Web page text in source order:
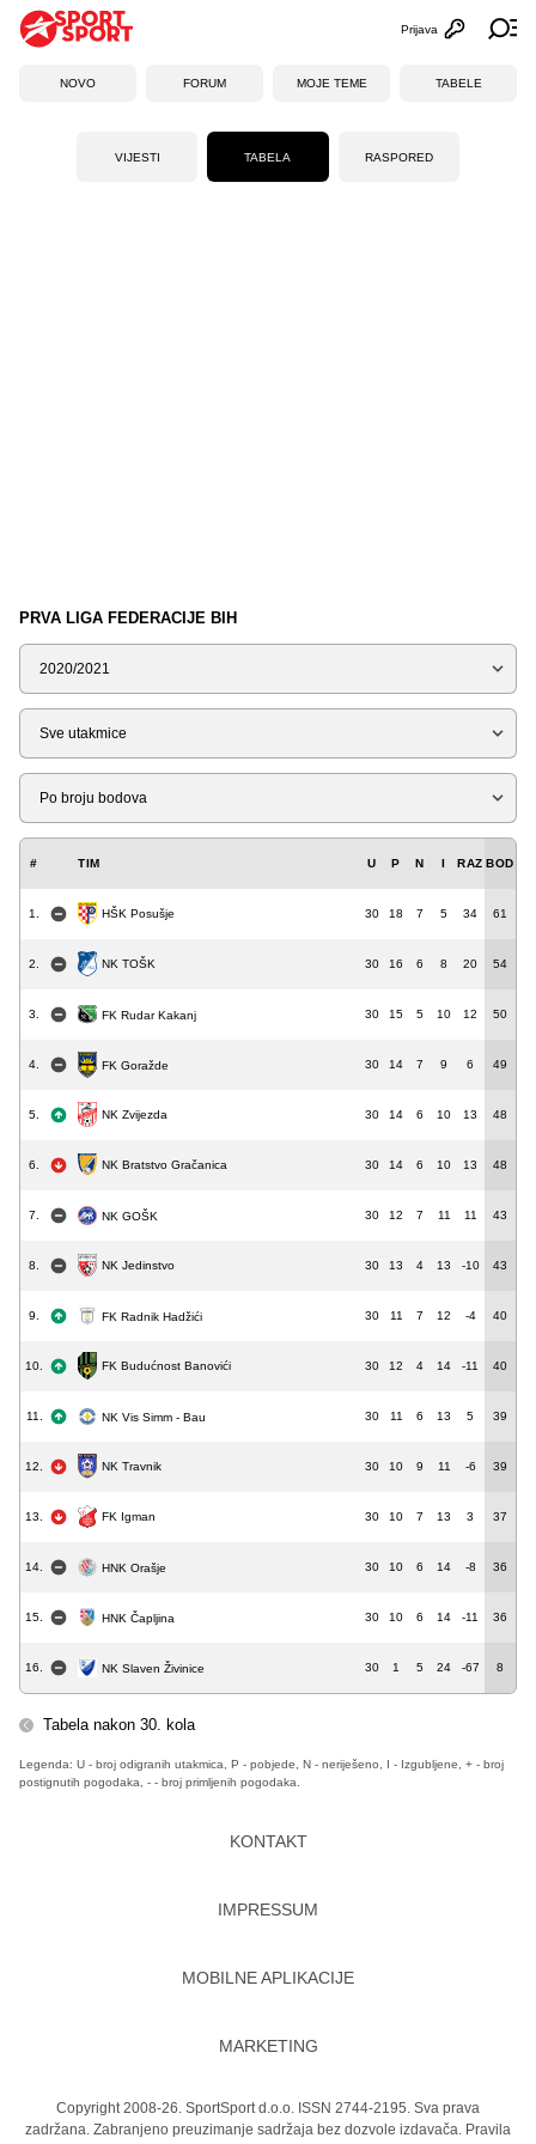
Otvori
Prijava
NOVO FORUM MOJE TEME TABELE
VIJESTI TABELA RASPORED
PRVA LIGA FEDERACIJE BIH
Sezona
Tip
Liga
# TIM U P N I RAZ BOD
1. HŠK Posušje 30 18 7 5 34 61
2. NK TOŠK 30 16 6 8 20 54
3. FK Rudar Kakanj 30 15 5 10 12 50
4. FK Goražde 30 14 7 9 6 49
5. NK Zvijezda 30 14 6 10 13 48
6. NK Bratstvo Gračanica 30 14 6 10 13 48
7. NK GOŠK 30 12 7 11 11 43
8. NK Jedinstvo 30 13 4 13 -10 43
9. FK Radnik Hadžići 30 11 7 12 -4 40
10. FK Budućnost Banovići 30 12 4 14 -11 40
11. NK Vis Simm - Bau 30 11 6 13 5 39
12. NK Travnik 30 10 9 11 -6 39
13. FK Igman 30 10 7 13 3 37
14. HNK Orašje 30 10 6 14 -8 36
15. HNK Čapljina 30 10 6 14 -11 36
16. NK Slaven Živinice 30 1 5 24 -67 8
Tabela nakon 30. kola
Legenda: U - broj odigranih utakmica, P - pobjede, N - neriješeno, I - Izgubljene, + - broj
postignutih pogodaka, - - broj primljenih pogodaka.
KONTAKT
IMPRESSUM
MOBILNE APLIKACIJE
MARKETING
Copyright 2008-26. SportSport d.o.o. ISSN 2744-2195. Sva prava
zadržana. Zabranjeno preuzimanje sadržaja bez dozvole izdavača. Pravila